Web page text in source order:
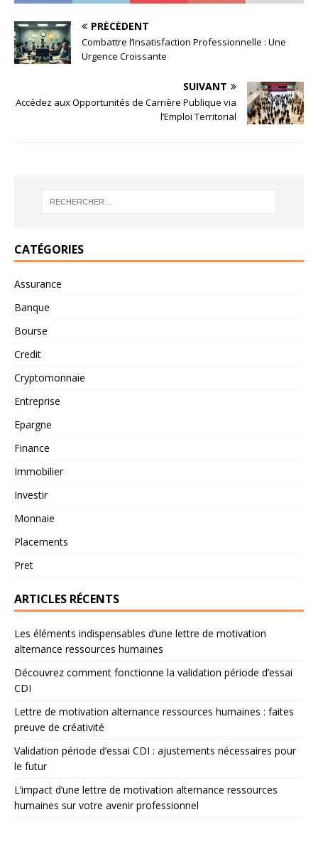
PRÉCÉDENT
Combattre l’Insatisfaction Professionnelle : Une
Urgence Croissante
SUIVANT
Accédez aux Opportunités de Carrière Publique via
l’Emploi Territorial
CATÉGORIES
Assurance
Banque
Bourse
Credit
Cryptomonnaie
Entreprise
Epargne
Finance
Immobilier
Investir
Monnaie
Placements
Pret
ARTICLES RÉCENTS
Les éléments indispensables d’une lettre de motivation
alternance ressources humaines
Découvrez comment fonctionne la validation période d’essai
CDI
Lettre de motivation alternance ressources humaines : faites
preuve de créativité
Validation période d’essai CDI : ajustements nécessaires pour
le futur
L’impact d’une lettre de motivation alternance ressources
humaines sur votre avenir professionnel